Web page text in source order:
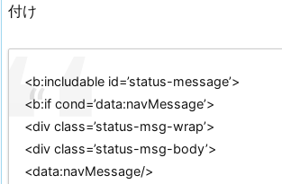
付け
<b:includable id=’status-message’>
<b:if cond=’data:navMessage’>
<div class=’status-msg-wrap’>
<div class=’status-msg-body’>
<data:navMessage/>